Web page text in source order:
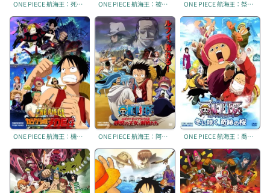
ONE PIECE 航海王：死亡盡頭大冒險 ONE PIECE 航海王：被詛咒的聖劍 ONE PIECE 航海王：祭典男爵與神祕島
ONE PIECE 航海王：機關城的鋼鐵巨兵 ONE PIECE 航海王：阿拉巴斯坦戰記 ~ 沙漠王女與海賊們 ONE PIECE 航海王：喬巴身世之謎：冬季綻放、奇跡的櫻花